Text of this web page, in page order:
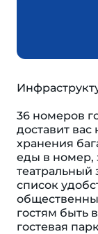
36 номеров
доставит
хранения
еды в номер,
театральный
список
гостям быть
гостевая